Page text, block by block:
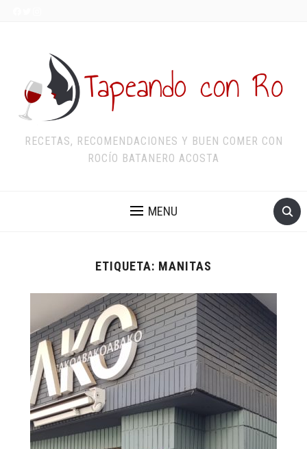
RECETAS, RECOMENDACIONES Y BUEN COMER CON
ROCÍO BATANERO ACOSTA
MENU
ETIQUETA: MANITAS